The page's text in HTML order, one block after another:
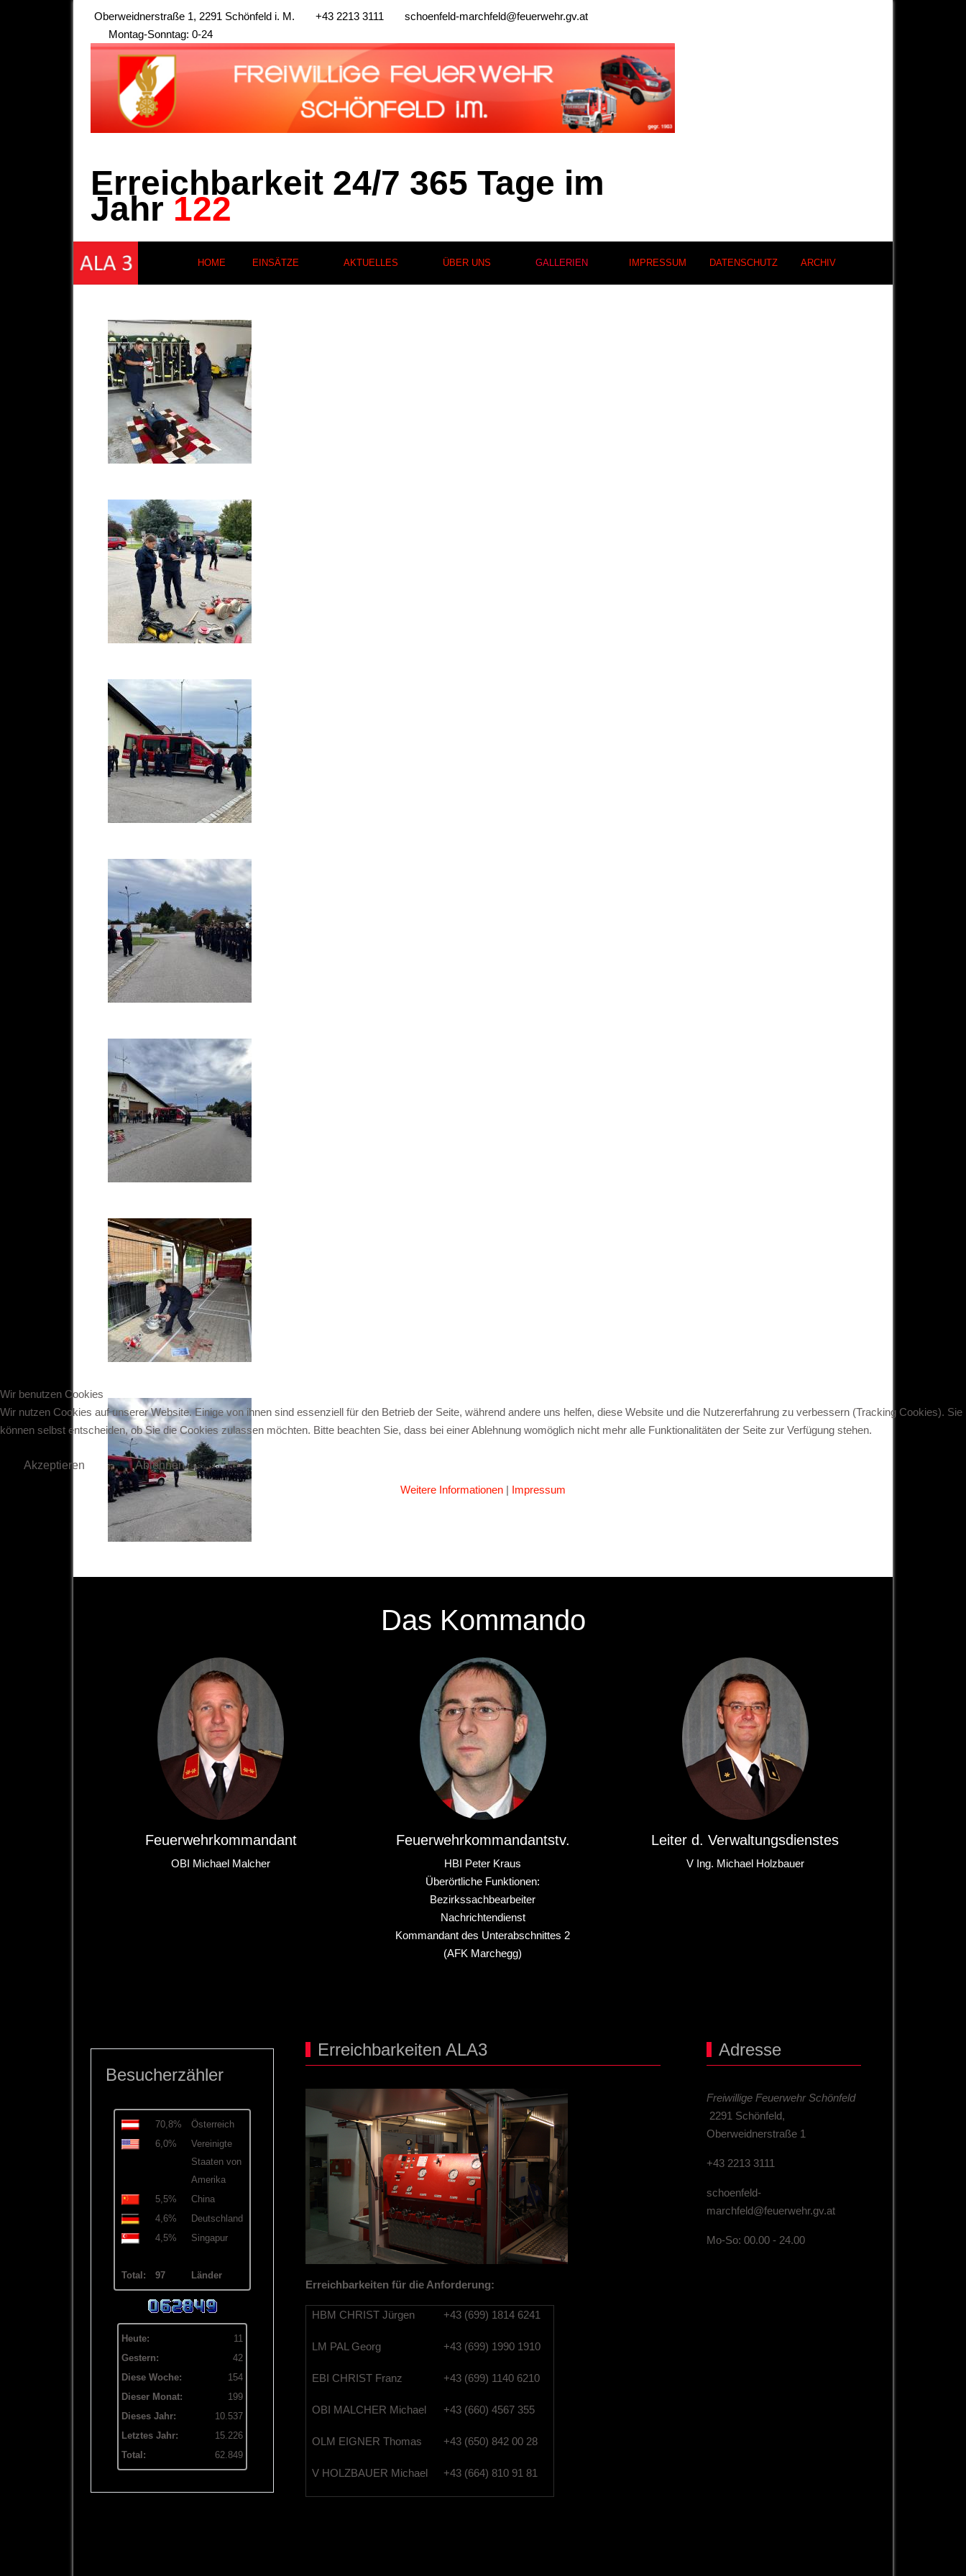
Oberweidnerstraße 1, 2291 Schönfeld i. M. +43 2213 3111
schoenfeld-marchfeld@feuerwehr.gv.at
Montag-Sonntag: 0-24
Erreichbarkeit 24/7 365 Tage im
Jahr 122
HOME EINSÄTZE AKTUELLES ÜBER UNS GALLERIEN IMPRESSUM DATENSCHUTZ ARCHIV
Das Kommando
Feuerwehrkommandant
OBI Michael Malcher
Feuerwehrkommandantstv.
HBI Peter Kraus
Überörtliche Funktionen:
Bezirkssachbearbeiter
Nachrichtendienst
Kommandant des Unterabschnittes 2
(AFK Marchegg)
Leiter d. Verwaltungsdienstes
V Ing. Michael Holzbauer
Besucherzähler
70,8%
Österreich
6,0%
Vereinigte
Staaten von
Amerika
5,5%
China
4,6%
Deutschland
4,5%
Singapur
Total: 97 Länder
Heute:
11
Gestern:
42
Diese Woche:
154
Dieser Monat:
199
Dieses Jahr:
10.537
Letztes Jahr:
15.226
Total:
62.849
Erreichbarkeiten ALA3
Erreichbarkeiten für die Anforderung:
HBM CHRIST Jürgen +43 (699) 1814 6241
LM PAL Georg +43 (699) 1990 1910
EBI CHRIST Franz +43 (699) 1140 6210
OBI MALCHER Michael +43 (660) 4567 355
OLM EIGNER Thomas +43 (650) 842 00 28
V HOLZBAUER Michael +43 (664) 810 91 81
Adresse
Freiwillige Feuerwehr Schönfeld
2291 Schönfeld,
Oberweidnerstraße 1
+43 2213 3111
schoenfeld-
marchfeld@feuerwehr.gv.at
Mo-So: 00.00 - 24.00
Wir benutzen Cookies
Wir nutzen Cookies auf unserer Website. Einige von ihnen sind essenziell für den Betrieb der Seite, während andere uns helfen, diese Website und die Nutzererfahrung zu verbessern (Tracking Cookies). Sie
können selbst entscheiden, ob Sie die Cookies zulassen möchten. Bitte beachten Sie, dass bei einer Ablehnung womöglich nicht mehr alle Funktionalitäten der Seite zur Verfügung stehen.
Akzeptieren
Ablehnen
Weitere Informationen | Impressum